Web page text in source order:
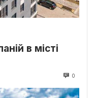
в місті
0